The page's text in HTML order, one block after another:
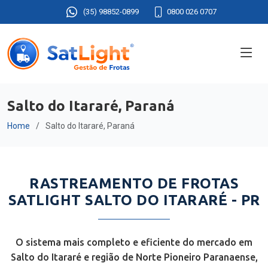
(35) 98852-0899 0800 026 0707
Salto do Itararé, Paraná
Home Salto do Itararé, Paraná
RASTREAMENTO DE FROTAS
SATLIGHT SALTO DO ITARARÉ - PR
O sistema mais completo e eficiente do mercado em
Salto do Itararé e região de Norte Pioneiro Paranaense,